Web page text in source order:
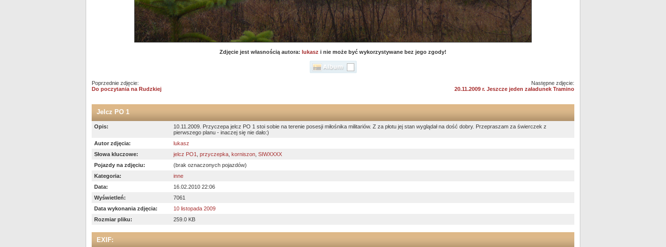
Zdjęcie jest własnością autora: lukasz i nie może być wykorzystywane bez jego zgody!
Poprzednie zdjęcie:
Do poczytania na Rudzkiej
Następne zdjęcie:
20.11.2009 r. Jeszcze jeden załadunek Tramino
Jelcz PO 1
Opis:
10.11.2009. Przyczepa jelcz PO 1 stoi sobie na terenie posesji miłośnika militariów. Z za płotu jej stan wyglądał na dość dobry. Przepraszam za świerczek z
pierwszego planu - inaczej się nie dało:)
Autor zdjęcia:
lukasz
Słowa kluczowe:
jelcz PO1 przyczepka korniszon SIWXXXX
Pojazdy na zdjęciu:
(brak oznaczonych pojazdów)
Kategoria:
inne
Data:
16.02.2010 22:06
Wyświetleń:
7061
Data wykonania zdjęcia:
10 listopada 2009
Rozmiar pliku:
259.0 KB
EXIF: